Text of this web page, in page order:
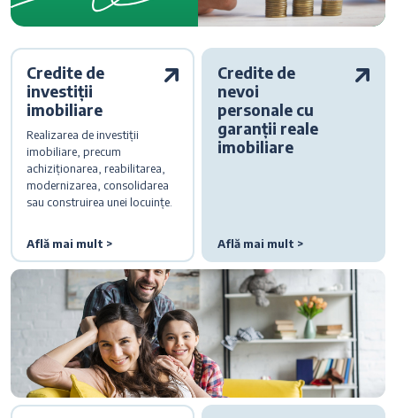
Credite de
investiții
imobiliare
Realizarea de investiții
imobiliare, precum
achiziționarea, reabilitarea,
modernizarea, consolidarea
sau construirea unei locuințe.
Află mai mult >
Credite de
nevoi
personale cu
garanții reale
imobiliare
Află mai mult >